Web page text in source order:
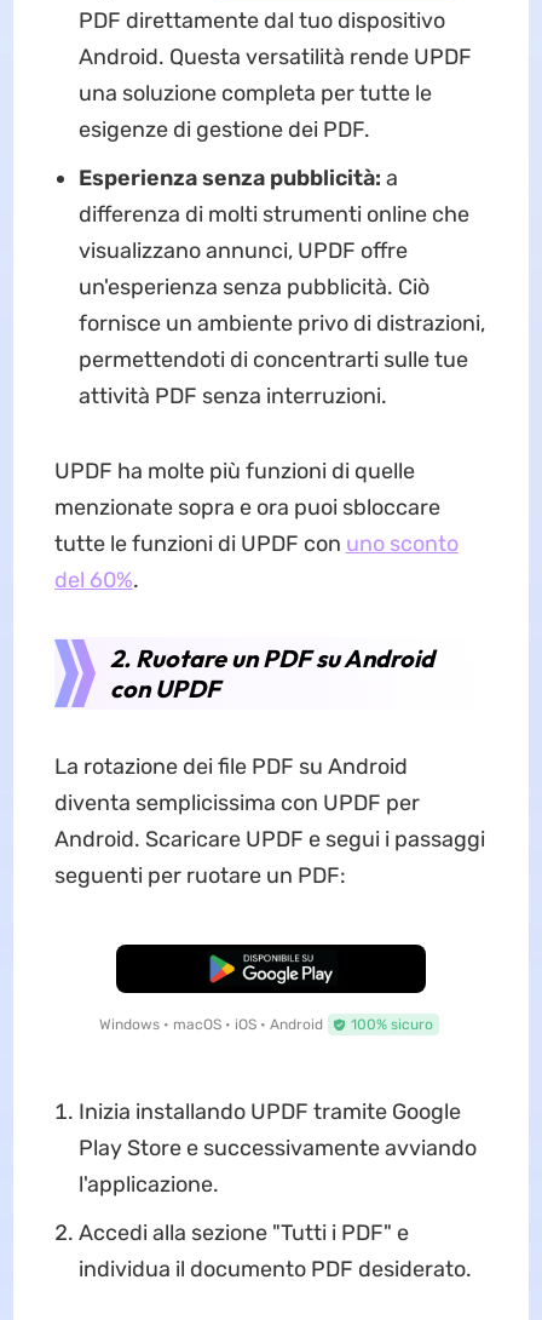
PDF direttamente dal tuo dispositivo
Android. Questa versatilità rende UPDF
una soluzione completa per tutte le
esigenze di gestione dei PDF.
Esperienza senza pubblicità: a
differenza di molti strumenti online che
visualizzano annunci, UPDF offre
un'esperienza senza pubblicità. Ciò
fornisce un ambiente privo di distrazioni,
permettendoti di concentrarti sulle tue
attività PDF senza interruzioni.
UPDF ha molte più funzioni di quelle
menzionate sopra e ora puoi sbloccare
tutte le funzioni di UPDF con uno sconto
del 60%.
2. Ruotare un PDF su Android
con UPDF
La rotazione dei file PDF su Android
diventa semplicissima con UPDF per
Android. Scaricare UPDF e segui i passaggi
seguenti per ruotare un PDF:
Download Gratis
Windows • macOS • iOS • Android 100% sicuro
Inizia installando UPDF tramite Google
Play Store e successivamente avviando
l'applicazione.
Accedi alla sezione "Tutti i PDF" e
individua il documento PDF desiderato.